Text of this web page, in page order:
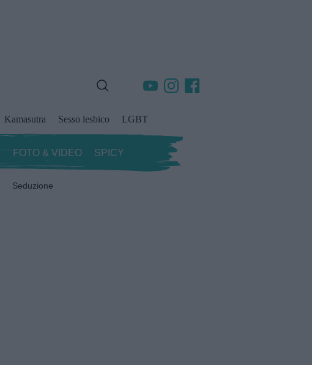
Kamasutra Sesso lesbico LGBT
FOTO & VIDEO SPICY
Seduzione